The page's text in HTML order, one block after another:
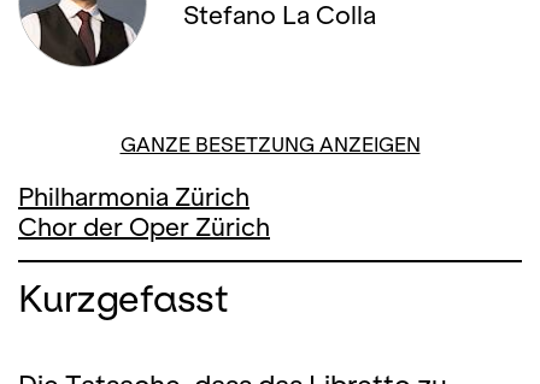
Stefano La Colla
GANZE BESETZUNG ANZEIGEN
Philharmonia Zürich
Chor der Oper Zürich
Kurzgefasst